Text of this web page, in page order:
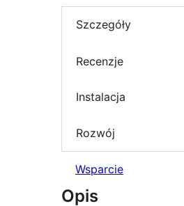
Szczegóły
Recenzje
Instalacja
Rozwój
Wsparcie
Opis